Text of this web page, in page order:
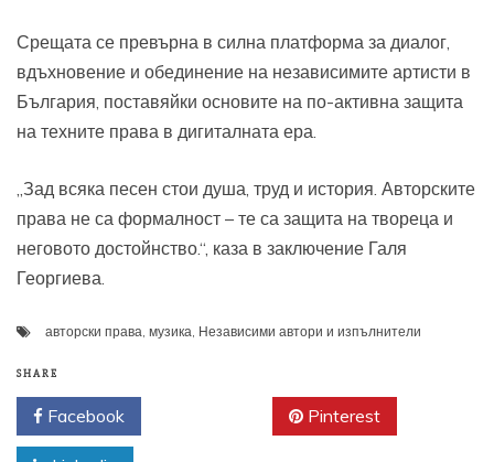
Срещата се превърна в силна платформа за диалог,
вдъхновение и обединение на независимите артисти в
България, поставяйки основите на по-активна защита
на техните права в дигиталната ера.
„Зад всяка песен стои душа, труд и история. Авторските
права не са формалност – те са защита на твореца и
неговото достойнство.“, каза в заключение Галя
Георгиева.
авторски права, музика, Независими автори и изпълнители
SHARE
Facebook Pinterest